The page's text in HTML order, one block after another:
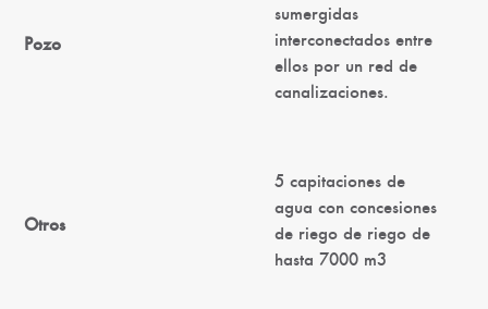
Pozo
sumergidas
interconectados entre
ellos por un red de
canalizaciones.
Otros
5 capitaciones de
agua con concesiones
de riego de riego de
hasta 7000 m3